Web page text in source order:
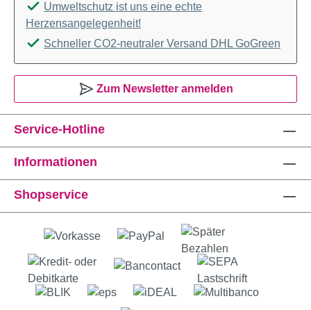
Service-Hotline
Informationen
Shopservice
Umweltschutz ist uns eine echte
Herzensangelegenheit!
Schneller CO2-neutraler Versand DHL GoGreen
Zum Newsletter anmelden